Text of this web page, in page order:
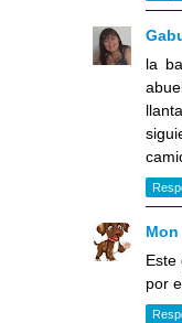
la
Mon
Este
por